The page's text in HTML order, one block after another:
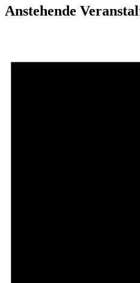
Anstehende